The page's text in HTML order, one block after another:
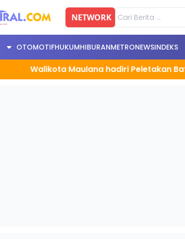
NETWORK
OTOMOTIFHUKUMHIBURANMETRONEWSINDEKS
Walikota Maulana hadiri Peletakan Batu